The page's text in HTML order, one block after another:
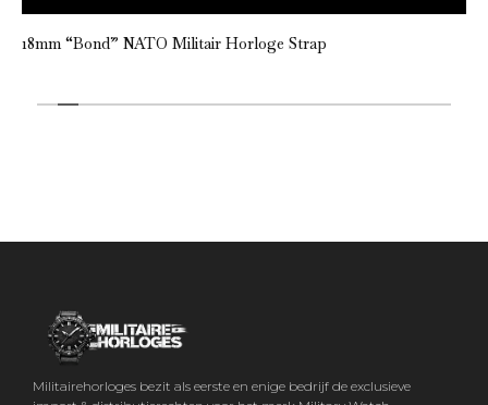
18mm “Bond” NATO Militair Horloge Strap
Militairehorloges bezit als eerste en enige bedrijf de exclusieve